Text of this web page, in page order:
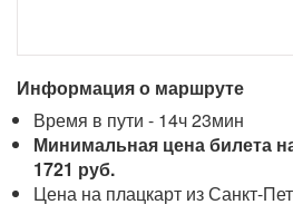
Информация о маршруте
Время в пути - 14ч 23мин
Минимальная цена билета
1721 руб.
Цена на плацкарт из Санкт-